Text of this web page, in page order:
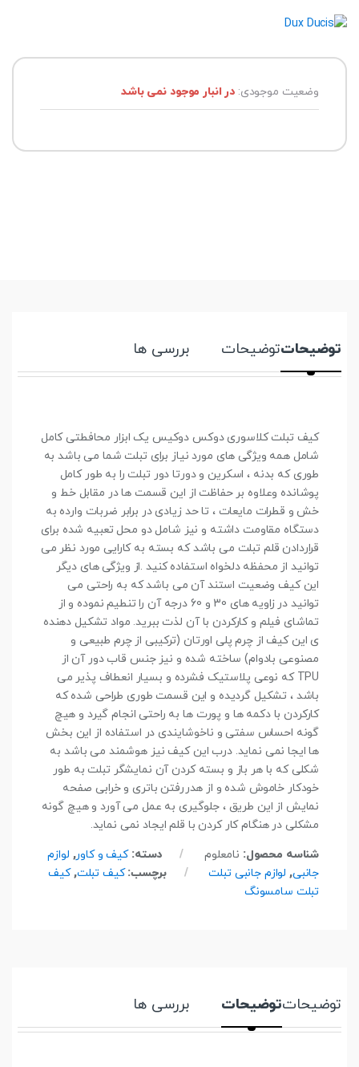
وضعیت موجودی:در انبار موجود نمی باشد
توضیحاتتوضیحات بررسی ها
کیف تبلت کلاسوری دوکس دوکیس یک ابزار محافطتی کامل
شامل همه ویژگی های مورد نیاز برای تبلت شما می باشد به
طوری که بدنه ، اسکرین و دورتا دور تبلت را به طور کامل
پوشانده وعلاوه بر حفاظت از این قسمت ها در مقابل خط و
خش و قطرات مایعات ، تا حد زیادی در برابر ضربات وارده به
دستگاه مقاومت داشته و نیز شامل دو محل تعبیه شده برای
قراردادن قلم تبلت می باشد که بسته به کارایی مورد نظر می
توانید از محفظه دلخواه استفاده کنید .از ویژگی های دیگر
این کیف وضعیت استند آن می باشد که به راحتی می
توانید در زاویه های 30 و 60 درجه آن را تنطیم نموده و از
تماشای فیلم و کارکردن با آن لذت ببرید. مواد تشکیل دهنده
ی این کیف از چرم پلی اورتان (ترکیبی از چرم طبیعی و
مصنوعی بادوام) ساخته شده و نیز جنس قاب دور آن از
TPU که نوعی پلاستیک فشرده و بسیار انعطاف پذیر می
باشد ، تشکیل گردیده و این قسمت طوری طراحی شده که
کارکردن با دکمه ها و پورت ها به راحتی انجام گیرد و هیچ
گونه احساس سفتی و ناخوشایندی در استفاده از این بخش
ها ایجا نمی نماید. درب این کیف نیز هوشمند می باشد به
شکلی که با هر باز و بسته کردن آن نمایشگر تبلت به طور
خودکار خاموش شده و از هدررفتن باتری و خرابی صفحه
نمایش از این طریق ، جلوگیری به عمل می آورد و هیچ گونه
مشکلی در هنگام کار کردن با قلم ایجاد نمی نماید.
شناسه محصول: نامعلوم دسته:کیف و کاور, لوازم
جانبی, لوازم جانبی تبلت برچسب:کیف تبلت,کیف
تبلت سامسونگ
توضیحاتتوضیحات بررسی ها